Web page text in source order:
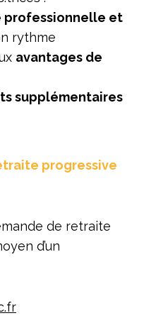
professionnelle et
rythme
avantages de
supplémentaires
progressive
de retraite
d’un